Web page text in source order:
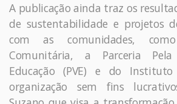
A publicação ainda traz os
de sustentabilidade e projetos
com as comunidades,
Comunitária, a Parceria
Educação (PVE) e do
organização sem fins